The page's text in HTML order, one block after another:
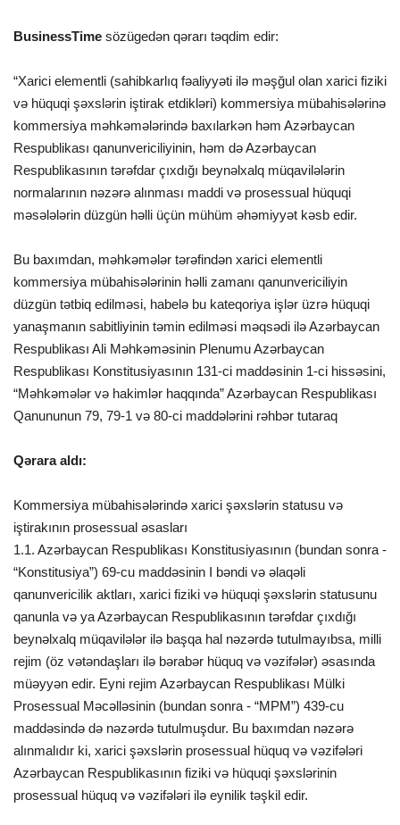
FORMULA 1
DÜNYA
ANALİTİKA
Multimedia
BusinessTime sözügedən qərarı təqdim edir:
“Xarici elementli (sahibkarlıq fəaliyyəti ilə məşğul olan xarici fiziki
və hüquqi şəxslərin iştirak etdikləri) kommersiya mübahisələrinə
kommersiya məhkəmələrində baxılarkən həm Azərbaycan
Respublikası qanunvericiliyinin, həm də Azərbaycan
Respublikasının tərəfdar çıxdığı beynəlxalq müqavilələrin
normalarının nəzərə alınması maddi və prosessual hüquqi
məsələlərin düzgün həlli üçün mühüm əhəmiyyət kəsb edir.
Bu baxımdan, məhkəmələr tərəfindən xarici elementli
kommersiya mübahisələrinin həlli zamanı qanunvericiliyin
düzgün tətbiq edilməsi, habelə bu kateqoriya işlər üzrə hüquqi
yanaşmanın sabitliyinin təmin edilməsi məqsədi ilə Azərbaycan
Respublikası Ali Məhkəməsinin Plenumu Azərbaycan
Respublikası Konstitusiyasının 131-ci maddəsinin 1-ci hissəsini,
“Məhkəmələr və hakimlər haqqında” Azərbaycan Respublikası
Qanununun 79, 79-1 və 80-ci maddələrini rəhbər tutaraq
Qərara aldı:
Kommersiya mübahisələrində xarici şəxslərin statusu və
iştirakının prosessual əsasları
1.1. Azərbaycan Respublikası Konstitusiyasının (bundan sonra -
“Konstitusiya”) 69-cu maddəsinin I bəndi və əlaqəli
qanunvericilik aktları, xarici fiziki və hüquqi şəxslərin statusunu
qanunla və ya Azərbaycan Respublikasının tərəfdar çıxdığı
beynəlxalq müqavilələr ilə başqa hal nəzərdə tutulmayıbsa, milli
rejim (öz vətəndaşları ilə bərabər hüquq və vəzifələr) əsasında
müəyyən edir. Eyni rejim Azərbaycan Respublikası Mülki
Prosessual Məcəlləsinin (bundan sonra - “MPM”) 439-cu
maddəsində də nəzərdə tutulmuşdur. Bu baxımdan nəzərə
alınmalıdır ki, xarici şəxslərin prosessual hüquq və vəzifələri
Azərbaycan Respublikasının fiziki və hüquqi şəxslərinin
prosessual hüquq və vəzifələri ilə eynilik təşkil edir.